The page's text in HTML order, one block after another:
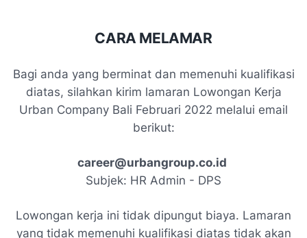
CARA MELAMAR
Bagi anda yang berminat dan memenuhi kualifikasi
diatas, silahkan kirim lamaran Lowongan Kerja
Urban Company Bali Februari 2022 melalui email
berikut:
career@urbangroup.co.id
Subjek: HR Admin - DPS
Lowongan kerja ini tidak dipungut biaya. Lamaran
yang tidak memenuhi kualifikasi diatas tidak akan